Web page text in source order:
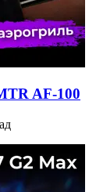
AF-100